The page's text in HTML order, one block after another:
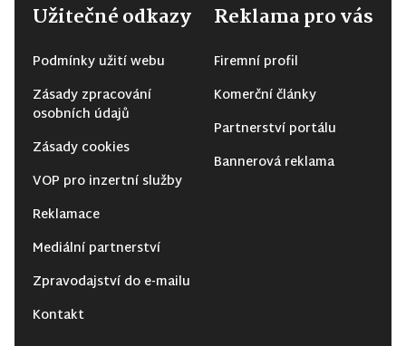
Užitečné odkazy
Podmínky užití webu
Zásady zpracování
osobních údajů
Zásady cookies
VOP pro inzertní služby
Reklamace
Mediální partnerství
Zpravodajství do e-mailu
Kontakt
Reklama pro vás
Firemní profil
Komerční články
Partnerství portálu
Bannerová reklama